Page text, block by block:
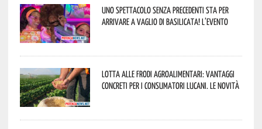
Uno spettacolo senza precedenti sta per
arrivare a Vaglio di Basilicata! L’evento
Lotta alle frodi agroalimentari: vantaggi
concreti per i consumatori lucani. Le novità